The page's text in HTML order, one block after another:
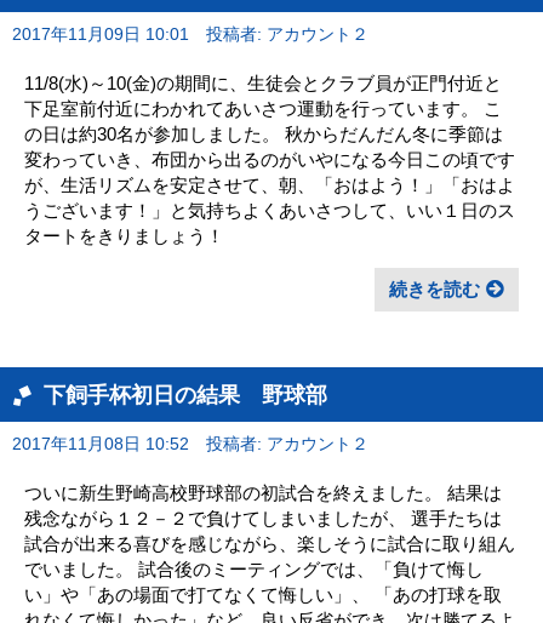
2017年11月09日 10:01 投稿者: アカウント２
11/8(水)～10(金)の期間に、生徒会とクラブ員が正門付近と
下足室前付近にわかれてあいさつ運動を行っています。 こ
の日は約30名が参加しました。 秋からだんだん冬に季節は
変わっていき、布団から出るのがいやになる今日この頃です
が、生活リズムを安定させて、朝、「おはよう！」「おはよ
うございます！」と気持ちよくあいさつして、いい１日のス
タートをきりましょう！
続きを読む
下飼手杯初日の結果 野球部
2017年11月08日 10:52 投稿者: アカウント２
ついに新生野崎高校野球部の初試合を終えました。 結果は
残念ながら１２－２で負けてしまいましたが、 選手たちは
試合が出来る喜びを感じながら、楽しそうに試合に取り組ん
でいました。 試合後のミーティングでは、「負けて悔し
い」や「あの場面で打てなくて悔しい」、 「あの打球を取